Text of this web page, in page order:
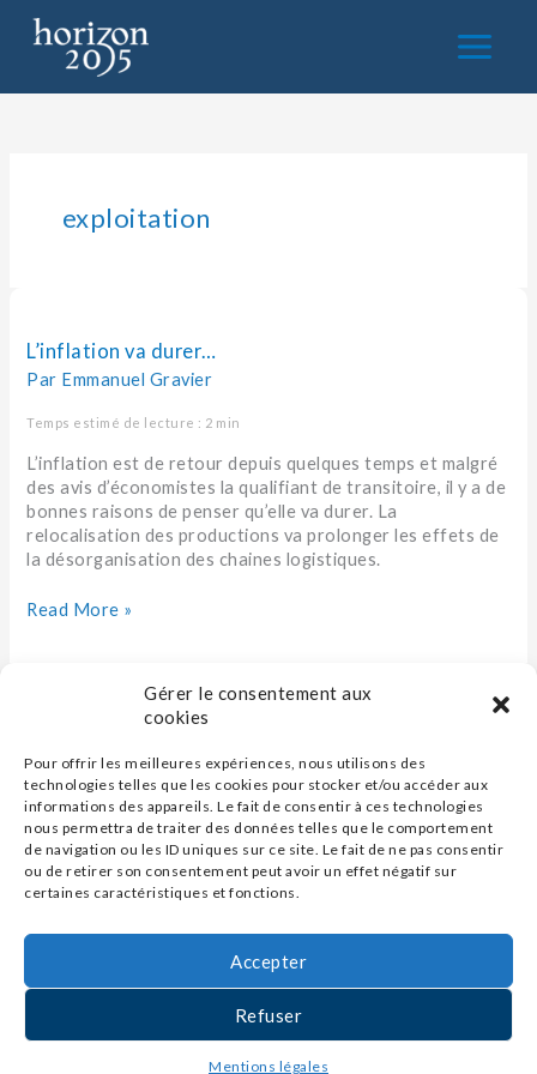
Gérer le consentement aux
cookies
Pour offrir les meilleures expériences, nous utilisons des
technologies telles que les cookies pour stocker et/ou accéder aux
informations des appareils. Le fait de consentir à ces technologies
nous permettra de traiter des données telles que le comportement
de navigation ou les ID uniques sur ce site. Le fait de ne pas consentir
ou de retirer son consentement peut avoir un effet négatif sur
certaines caractéristiques et fonctions.
Accepter
Refuser
Mentions légales
contenu
exploitation
L’inflation va durer…
Par Emmanuel Gravier
Temps estimé de lecture : 2 min
L’inflation est de retour depuis quelques temps et malgré
des avis d’économistes la qualifiant de transitoire, il y a de
bonnes raisons de penser qu’elle va durer. La
relocalisation des productions va prolonger les effets de
la désorganisation des chaines logistiques.
durer…
Read More »
Mentions légales